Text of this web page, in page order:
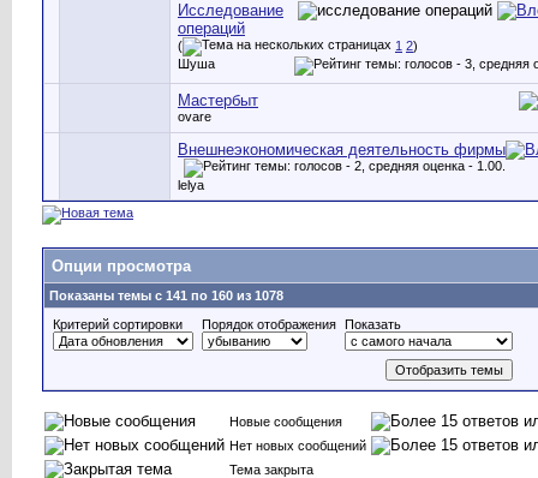
Исследование
операций
( 1 2)
Шуша
Мастербыт
ovare
Внешнеэкономическая деятельность фирмы
lelya
Опции просмотра
Показаны темы с 141 по 160 из 1078
Критерий сортировки
Порядок отображения Показать
Новые сообщения
Нет новых сообщений
Тема закрыта